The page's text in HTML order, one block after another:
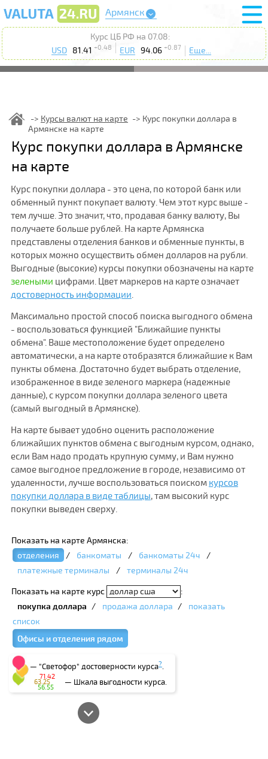
Армянск
Курс ЦБ РФ на 07.08:
USD 81.41 +0.48 EUR 94.06 +0.87 Еще...
Курсы валют на карте
Курс покупки доллара в
Армянске на карте
Курс покупки доллара в Армянске
на карте
Курс покупки доллара - это цена, по которой банк или
обменный пункт покупает валюту. Чем этот курс выше -
тем лучше. Это значит, что, продавая банку валюту, Вы
получаете больше рублей. На карте Армянска
представлены отделения банков и обменные пункты, в
которых можно осуществить обмен долларов на рубли.
Выгодные (высокие) курсы покупки обозначены на карте
зелеными цифрами. Цвет маркеров на карте означает
достоверность информации.
Максимально простой способ поиска выгодного обмена
- воспользоваться функцией "Ближайшие пункты
обмена". Ваше местоположение будет определено
автоматически, а на карте отобразятся ближайшие к Вам
пункты обмена. Достаточно будет выбрать отделение,
изображенное в виде зеленого маркера (надежные
данные), с курсом покупки доллара зеленого цвета
(самый выгодный в Армянске).
На карте бывает удобно оценить расположение
ближайших пунктов обмена с выгодным курсом, однако,
если Вам надо продать крупную сумму, и Вам нужно
самое выгодное предложение в городе, независимо от
удаленности, лучше воспользоваться поиском курсов
покупки доллара в виде таблицы, там высокий курс
покупки выведен сверху.
Показать на карте Армянска:
отделения
/ банкоматы / банкоматы 24ч
/
платежные терминалы
/ терминалы 24ч
Показать на карте курс
:
покупка доллара / продажа доллара /
показать
список
Офисы и отделения рядом
— "Светофор" достоверности курса?.
— Шкала выгодности курса.
56.55
63.25
71.42